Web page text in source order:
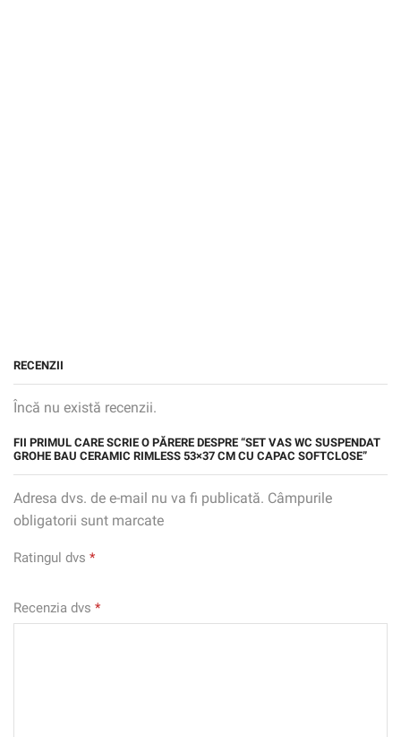
RECENZII
Încă nu există recenzii.
FII PRIMUL CARE SCRIE O PĂRERE DESPRE “SET VAS WC SUSPENDAT
GROHE BAU CERAMIC RIMLESS 53×37 CM CU CAPAC SOFTCLOSE”
Adresa dvs. de e-mail nu va fi publicată. Câmpurile
obligatorii sunt marcate
Ratingul dvs *
Recenzia dvs *